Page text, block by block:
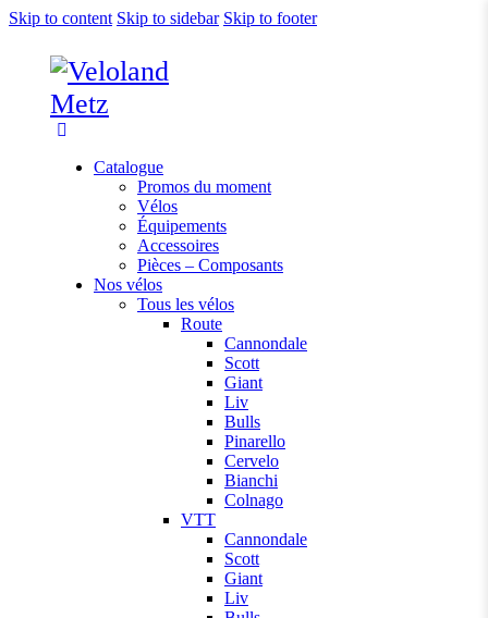
Skip to content Skip to sidebar Skip to footer
Catalogue
Promos du moment
Vélos
Équipements
Accessoires
Pièces – Composants
Nos vélos
Tous les vélos
Route
Cannondale
Scott
Giant
Liv
Bulls
Pinarello
Cervelo
Bianchi
Colnago
VTT
Cannondale
Scott
Giant
Liv